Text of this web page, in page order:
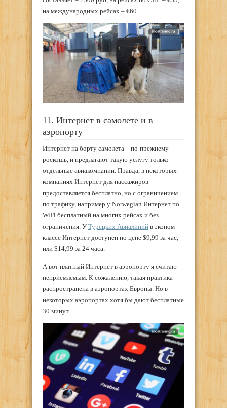
на международных рейсах – €60.
11. Интернет в самолете и в
аэропорту
Интернет на борту самолета – по-прежнему
роскошь, и предлагают такую услугу только
отдельные авиакомпании. Правда, в некоторых
компаниях Интернет для пассажиров
предоставляется бесплатно, но с ограничением
по трафику, например у Norwegian Интернет по
WiFi бесплатный на многих рейсах и без
ограничения. У Турецких Авиалиний в эконом
классе Интернет доступен по цене $9,99 за час,
или $14,99 за 24 часа.
А вот платный Интернет в аэропорту я считаю
неприемлемым. К сожалению, такая практика
распространена в аэропортах Европы. Но в
некоторых аэропортах хотя бы дают бесплатные
30 минут.